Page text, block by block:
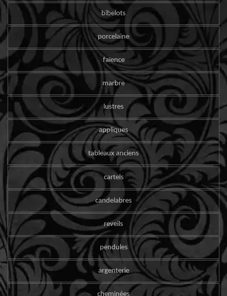
bibelots
porcelaine
faïence
marbre
lustres
appliques
tableaux anciens
cartels
candelabres
reveils
pendules
argenterie
cheminées